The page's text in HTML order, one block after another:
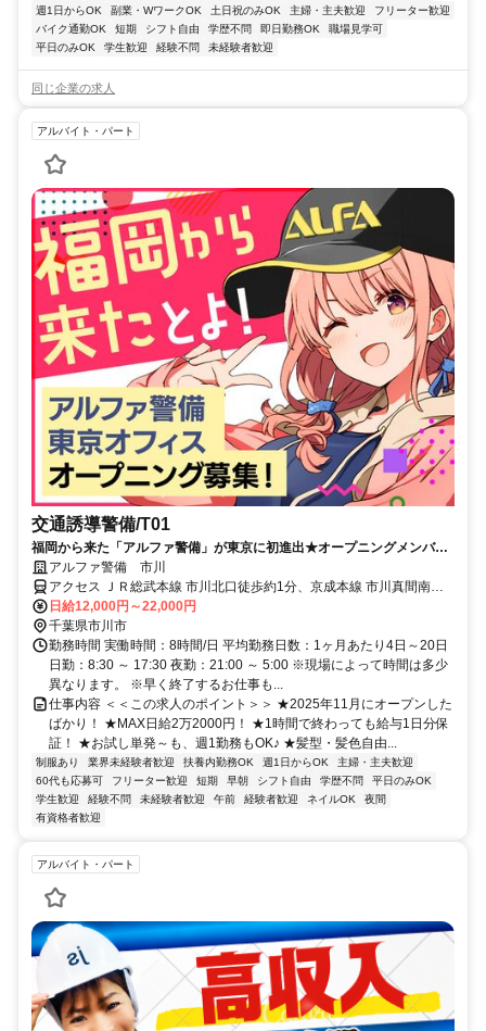
週1日からOK
副業・WワークOK 土日祝のみOK 主婦・主夫歓迎
フリーター歓迎
バイク通勤OK
短期 シフト自由 学歴不問 即日勤務OK
職場見学可
平日のみOK
学生歓迎 経験不問 未経験者歓迎
同じ企業の求人
アルバイト・パート
交通誘導警備/T01
福岡から来た「アルファ警備」が東京に初進出★オープニングメンバー
募集中！週1～シフト自由/MAX日給2万2000円/1時間で終わっても日給
まるっと支給/髪型・髪色自由/ピアス・ひげOK
アルファ警備 市川
アクセス ＪＲ総武本線 市川北口徒歩約1分、京成本線 市川真間南口
徒歩約8分、京成本線 国府台徒歩約15分 市川駅徒歩5～10分
日給12,000円～22,000円
千葉県市川市
勤務時間 実働時間：8時間/日 平均勤務日数：1ヶ月あたり4日～20日
日勤：8:30 ～ 17:30 夜勤：21:00 ～ 5:00 ※現場によって時間は多少
異なります。 ※早く終了するお仕事も...
仕事内容 ＜＜この求人のポイント＞＞ ★2025年11月にオープンした
ばかり！ ★MAX日給2万2000円！ ★1時間で終わっても給与1日分保
証！ ★お試し単発～も、週1勤務もOK♪ ★髪型・髪色自由...
制服あり 業界未経験者歓迎 扶養内勤務OK 週1日からOK
主婦・主夫歓迎
60代も応募可
フリーター歓迎 短期 早朝 シフト自由 学歴不問
平日のみOK
学生歓迎
経験不問 未経験者歓迎 午前 経験者歓迎 ネイルOK
夜間
有資格者歓迎
アルバイト・パート